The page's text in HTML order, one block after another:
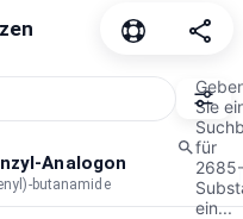
Sie
für
2685-
ein...
Nach Spitzenwert sortieren
Analogon
butanamide